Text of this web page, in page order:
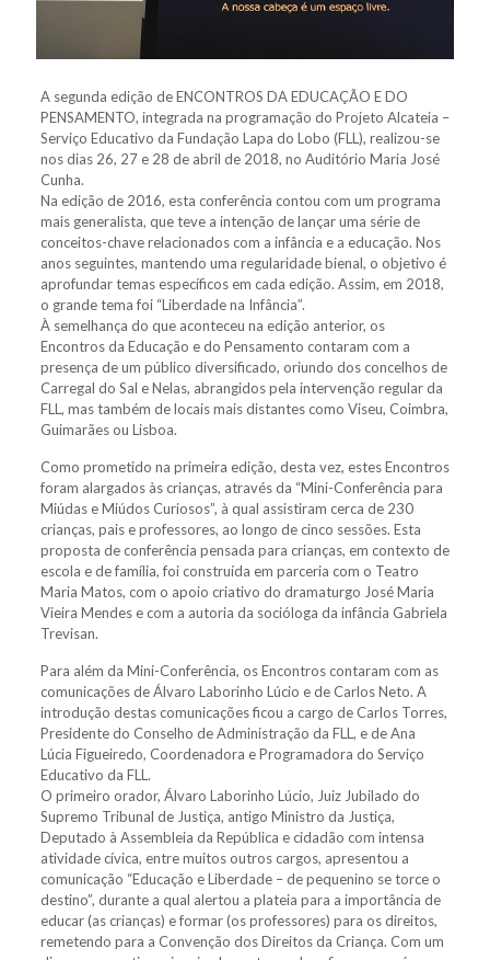
A segunda edição de ENCONTROS DA EDUCAÇÃO E DO
PENSAMENTO, integrada na programação do Projeto Alcateia –
Serviço Educativo da Fundação Lapa do Lobo (FLL), realizou-se
nos dias 26, 27 e 28 de abril de 2018, no Auditório Maria José
Cunha.
Na edição de 2016, esta conferência contou com um programa
mais generalista, que teve a intenção de lançar uma série de
conceitos-chave relacionados com a infância e a educação. Nos
anos seguintes, mantendo uma regularidade bienal, o objetivo é
aprofundar temas específicos em cada edição. Assim, em 2018,
o grande tema foi “Liberdade na Infância”.
À semelhança do que aconteceu na edição anterior, os
Encontros da Educação e do Pensamento contaram com a
presença de um público diversificado, oriundo dos concelhos de
Carregal do Sal e Nelas, abrangidos pela intervenção regular da
FLL, mas também de locais mais distantes como Viseu, Coimbra,
Guimarães ou Lisboa.
Como prometido na primeira edição, desta vez, estes Encontros
foram alargados às crianças, através da “Mini-Conferência para
Miúdas e Miúdos Curiosos”, à qual assistiram cerca de 230
crianças, pais e professores, ao longo de cinco sessões. Esta
proposta de conferência pensada para crianças, em contexto de
escola e de família, foi construída em parceria com o Teatro
Maria Matos, com o apoio criativo do dramaturgo José Maria
Vieira Mendes e com a autoria da socióloga da infância Gabriela
Trevisan.
Para além da Mini-Conferência, os Encontros contaram com as
comunicações de Álvaro Laborinho Lúcio e de Carlos Neto. A
introdução destas comunicações ficou a cargo de Carlos Torres,
Presidente do Conselho de Administração da FLL, e de Ana
Lúcia Figueiredo, Coordenadora e Programadora do Serviço
Educativo da FLL.
O primeiro orador, Álvaro Laborinho Lúcio, Juiz Jubilado do
Supremo Tribunal de Justiça, antigo Ministro da Justiça,
Deputado à Assembleia da República e cidadão com intensa
atividade cívica, entre muitos outros cargos, apresentou a
comunicação “Educação e Liberdade – de pequenino se torce o
destino”, durante a qual alertou a plateia para a importância de
educar (as crianças) e formar (os professores) para os direitos,
remetendo para a Convenção dos Direitos da Criança. Com um